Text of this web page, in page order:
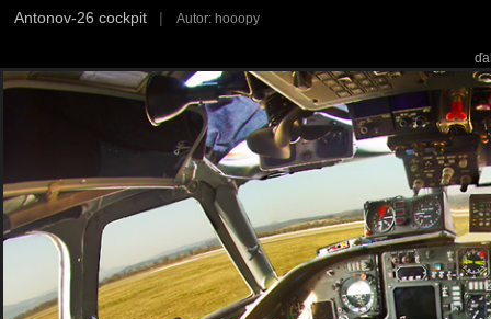
Antonov-26 cockpit | Autor: hooopy